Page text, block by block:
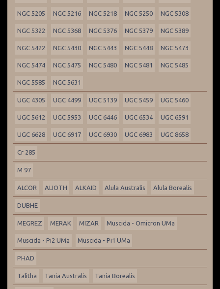
NGC 5205 NGC 5216 NGC 5218 NGC 5250 NGC 5308
NGC 5322 NGC 5368 NGC 5376 NGC 5379 NGC 5389
NGC 5422 NGC 5430 NGC 5443 NGC 5448 NGC 5473
NGC 5474 NGC 5475 NGC 5480 NGC 5481 NGC 5485
NGC 5585 NGC 5631
UGC 4305 UGC 4499 UGC 5139 UGC 5459 UGC 5460
UGC 5612 UGC 5953 UGC 6446 UGC 6534 UGC 6591
UGC 6628 UGC 6917 UGC 6930 UGC 6983 UGC 8658
Cr 285
M 97
ALCOR ALIOTH ALKAID Alula Australis Alula Borealis
DUBHE
MEGREZ MERAK MIZAR Muscida - Omicron UMa
Muscida - Pi2 UMa Muscida - Pi1 UMa
PHAD
Talitha Tania Australis Tania Borealis